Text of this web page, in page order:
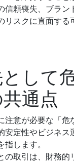
信頼喪失、ブラン
リスクに直面する
して
通点
注意が必要な「危
安定性やビジネス
指します。
の取引は、財務的